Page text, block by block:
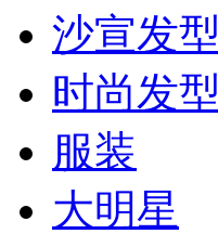
沙宣发型
时尚发型
服装
大明星